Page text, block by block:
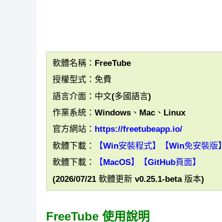
軟體名稱：FreeTube
授權型式：免費
語言介面：中文(多國語言)
作業系統：Windows、Mac、Linux
官方網站： https://freetubeapp.io/
軟體下載：
【Win安裝程式】
【Win免安裝版
軟體下載：
【MacOS】
【GitHub頁面】
(2026/07/21 軟體更新 v0.25.1-beta 版本)
FreeTube 使用說明